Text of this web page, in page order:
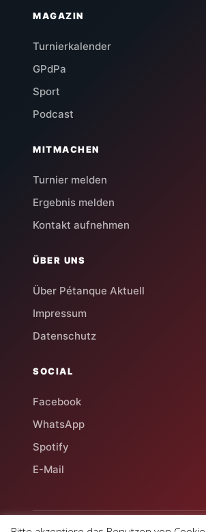
MAGAZIN
Turnierkalender
GPdPa
Sport
Podcast
MITMACHEN
Turnier melden
Ergebnis melden
Kontakt aufnehmen
ÜBER UNS
Über Pétanque Aktuell
Impressum
Datenschutz
SOCIAL
Facebook
WhatsApp
Spotify
E-Mail